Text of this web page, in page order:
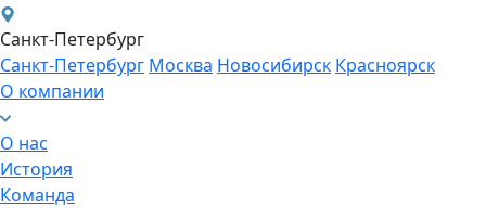
Санкт-Петербург
Санкт-Петербург Москва Новосибирск Красноярск
О компании
О нас
История
Команда